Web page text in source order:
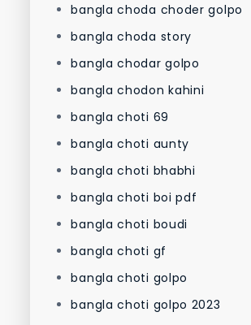
bangla choda choder golpo
bangla choda story
bangla chodar golpo
bangla chodon kahini
bangla choti 69
bangla choti aunty
bangla choti bhabhi
bangla choti boi pdf
bangla choti boudi
bangla choti gf
bangla choti golpo
bangla choti golpo 2023